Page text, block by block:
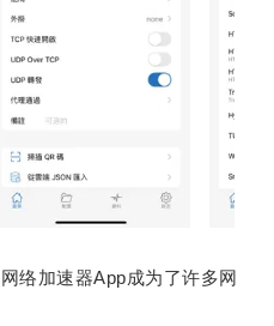
加速器App成为了许多网